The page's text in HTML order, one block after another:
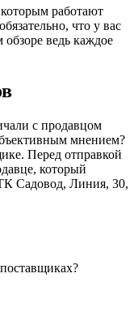
работают
что у вас
ведь каждое
сети Вконтакте.
WhatsApp
всегда можно
вы можете найти на
сайте
прислать фото,
некоторых
с продавцом
мнением?
Перед отправкой
который
ТК Садовод, Линия, 30,